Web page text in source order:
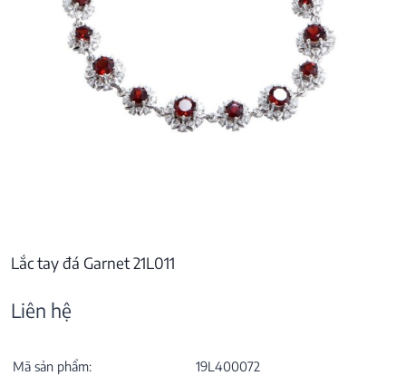
Lắc tay đá Garnet 21L011
Liên hệ
Mã sản phẩm: 19L400072